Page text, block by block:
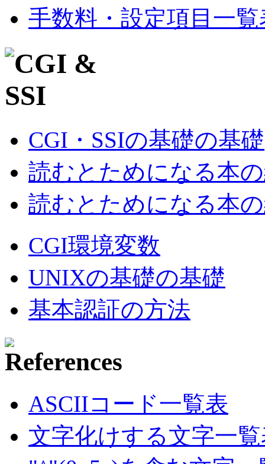
手数料・設定項目一覧
CGI・SSIの基礎の基礎
読むとためになる本
読むとためになる本
CGI環境変数
UNIXの基礎の基礎
基本認証の方法
ASCIIコード一覧表
文字化けする文字一